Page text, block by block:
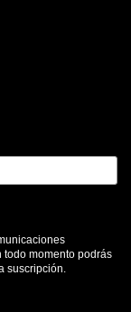
momento podrás
suscripción.